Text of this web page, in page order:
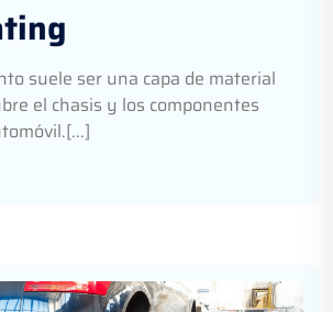
suele ser una capa de material
el chasis y los componentes